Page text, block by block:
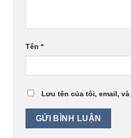
Tên *
Lưu tên của tôi, email,